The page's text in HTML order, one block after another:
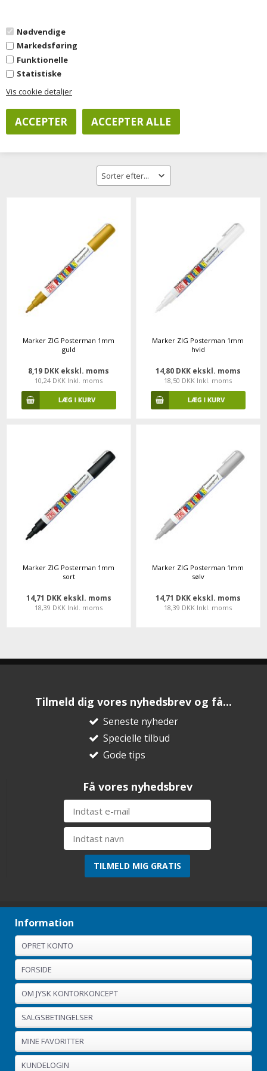
Nødvendige
Markedsføring
Funktionelle
Statistiske
Vis cookie detaljer
Forside»Kontorartikler
Poster marker, fine
Marker ZIG Posterman 1mm
guld
8,19 DKK ekskl. moms
10,24 DKK Inkl. moms
Marker ZIG Posterman 1mm
hvid
14,80 DKK ekskl. moms
18,50 DKK Inkl. moms
Marker ZIG Posterman 1mm
sort
14,71 DKK ekskl. moms
18,39 DKK Inkl. moms
Marker ZIG Posterman 1mm
sølv
14,71 DKK ekskl. moms
18,39 DKK Inkl. moms
Tilmeld dig vores nyhedsbrev og få...
Seneste nyheder
Specielle tilbud
Gode tips
Få vores nyhedsbrev
Information
OPRET KONTO
FORSIDE
OM JYSK KONTORKONCEPT
SALGSBETINGELSER
MINE FAVORITTER
KUNDELOGIN